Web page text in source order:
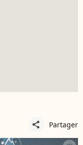
share Partager